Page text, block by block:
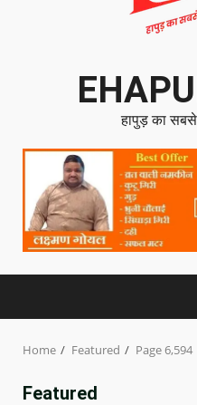
हापुड़ का
Home Featured Page 6,594
Featured